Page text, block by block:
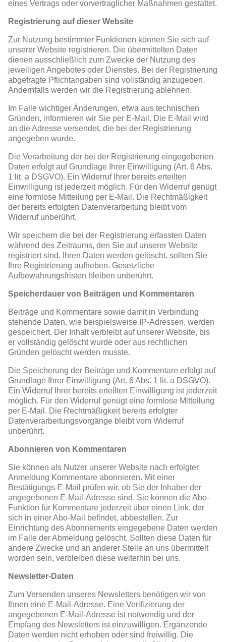
eines Vertrags oder vorvertraglicher Maßnahmen gestattet.
Registrierung auf dieser Website
Zur Nutzung bestimmter Funktionen können Sie sich auf
unserer Website registrieren. Die übermittelten Daten
dienen ausschließlich zum Zwecke der Nutzung des
jeweiligen Angebotes oder Dienstes. Bei der Registrierung
abgefragte Pflichtangaben sind vollständig anzugeben.
Andernfalls werden wir die Registrierung ablehnen.
Im Falle wichtiger Änderungen, etwa aus technischen
Gründen, informieren wir Sie per E-Mail. Die E-Mail wird
an die Adresse versendet, die bei der Registrierung
angegeben wurde.
Die Verarbeitung der bei der Registrierung eingegebenen
Daten erfolgt auf Grundlage Ihrer Einwilligung (Art. 6 Abs.
1 lit. a DSGVO). Ein Widerruf Ihrer bereits erteilten
Einwilligung ist jederzeit möglich. Für den Widerruf genügt
eine formlose Mitteilung per E-Mail. Die Rechtmäßigkeit
der bereits erfolgten Datenverarbeitung bleibt vom
Widerruf unberührt.
Wir speichern die bei der Registrierung erfassten Daten
während des Zeitraums, den Sie auf unserer Website
registriert sind. Ihren Daten werden gelöscht, sollten Sie
Ihre Registrierung aufheben. Gesetzliche
Aufbewahrungsfristen bleiben unberührt.
Speicherdauer von Beiträgen und Kommentaren
Beiträge und Kommentare sowie damit in Verbindung
stehende Daten, wie beispielsweise IP-Adressen, werden
gespeichert. Der Inhalt verbleibt auf unserer Website, bis
er vollständig gelöscht wurde oder aus rechtlichen
Gründen gelöscht werden musste.
Die Speicherung der Beiträge und Kommentare erfolgt auf
Grundlage Ihrer Einwilligung (Art. 6 Abs. 1 lit. a DSGVO).
Ein Widerruf Ihrer bereits erteilten Einwilligung ist jederzeit
möglich. Für den Widerruf genügt eine formlose Mitteilung
per E-Mail. Die Rechtmäßigkeit bereits erfolgter
Datenverarbeitungsvorgänge bleibt vom Widerruf
unberührt.
Abonnieren von Kommentaren
Sie können als Nutzer unserer Website nach erfolgter
Anmeldung Kommentare abonnieren. Mit einer
Bestätigungs-E-Mail prüfen wir, ob Sie der Inhaber der
angegebenen E-Mail-Adresse sind. Sie können die Abo-
Funktion für Kommentare jederzeit über einen Link, der
sich in einer Abo-Mail befindet, abbestellen. Zur
Einrichtung des Abonnements eingegebene Daten werden
im Falle der Abmeldung gelöscht. Sollten diese Daten für
andere Zwecke und an anderer Stelle an uns übermittelt
worden sein, verbleiben diese weiterhin bei uns.
Newsletter-Daten
Zum Versenden unseres Newsletters benötigen wir von
Ihnen eine E-Mail-Adresse. Eine Verifizierung der
angegebenen E-Mail-Adresse ist notwendig und der
Empfang des Newsletters ist einzuwilligen. Ergänzende
Daten werden nicht erhoben oder sind freiwillig. Die